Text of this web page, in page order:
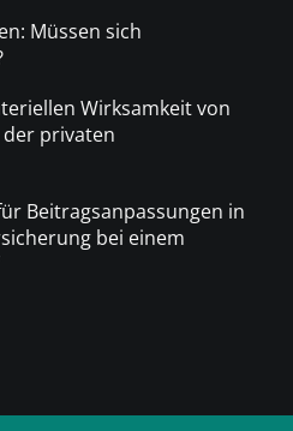
Müssen sich
Wirksamkeit von
privaten
Beitragsanpassungen in
bei einem